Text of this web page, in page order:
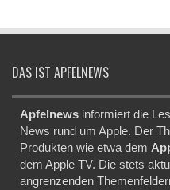
DAS IST APFELNEWS
Apfelnews informiert die
News rund um Apple. Der
Produkten wie etwa dem
dem Apple TV. Die stets
angrenzenden